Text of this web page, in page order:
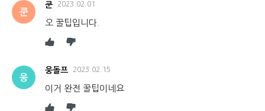
쿤
쿤 2023.02.01
오 꿀팁입니다.
웅
웅돌프 2023.02.15
이거 완전 꿀팁이네요